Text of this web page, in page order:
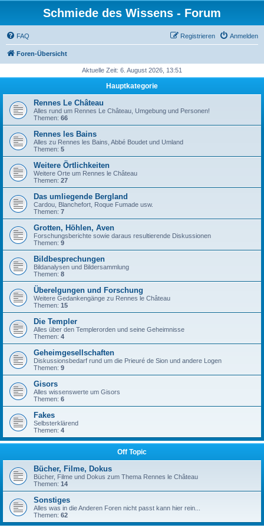
Schmiede des Wissens - Forum
FAQ Anmelden
Registrieren
Foren-Übersicht
Aktuelle Zeit: 6. August 2026, 13:51
Hauptkategorie
Rennes Le Château
Alles rund um Rennes Le Château, Umgebung und Personen!
Themen: 66
Rennes les Bains
Alles zu Rennes les Bains, Abbé Boudet und Umland
Themen: 5
Weitere Örtlichkeiten
Weitere Orte um Rennes le Château
Themen: 27
Das umliegende Bergland
Cardou, Blanchefort, Roque Fumade usw.
Themen: 7
Grotten, Höhlen, Aven
Forschungsberichte sowie daraus resultierende Diskussionen
Themen: 9
Bildbesprechungen
Bildanalysen und Bildersammlung
Themen: 8
Überelgungen und Forschung
Weitere Gedankengänge zu Rennes le Château
Themen: 15
Die Templer
Alles über den Templerorden und seine Geheimnisse
Themen: 4
Geheimgesellschaften
Diskussionsbedarf rund um die Prieuré de Sion und andere Logen
Themen: 9
Gisors
Alles wissenswerte um Gisors
Themen: 6
Fakes
Selbsterklärend
Themen: 4
Off Topic
Bücher, Filme, Dokus
Bücher, Filme und Dokus zum Thema Rennes le Château
Themen: 14
Sonstiges
Alles was in die Anderen Foren nicht passt kann hier rein...
Themen: 62